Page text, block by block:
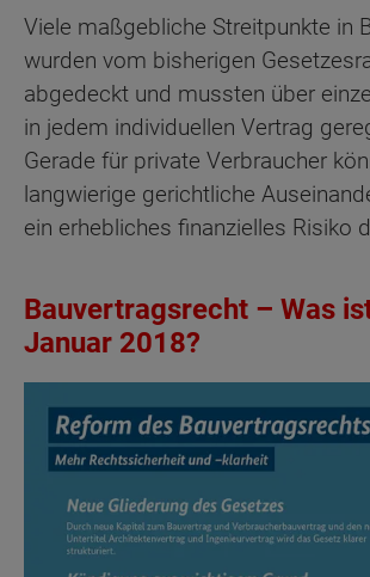
Viele maßgebliche Streitpunkte in
wurden vom bisherigen
abgedeckt und mussten über
in jedem individuellen Vertrag
Gerade für private Verbraucher
langwierige gerichtliche
ein erhebliches finanzielles Risiko
Bauvertragsrecht – Was
Januar 2018?